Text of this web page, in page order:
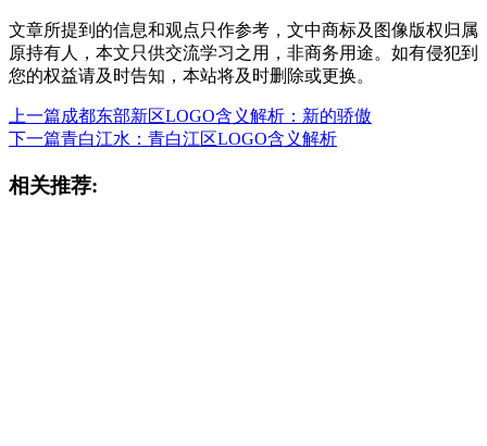
文章所提到的信息和观点只作参考，文中商标及图像版权归属
原持有人，本文只供交流学习之用，非商务用途。如有侵犯到
您的权益请及时告知，本站将及时删除或更换。
上一篇成都东部新区LOGO含义解析：新的骄傲
下一篇青白江水：青白江区LOGO含义解析
相关推荐: